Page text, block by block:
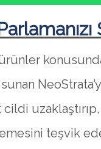
teşvik